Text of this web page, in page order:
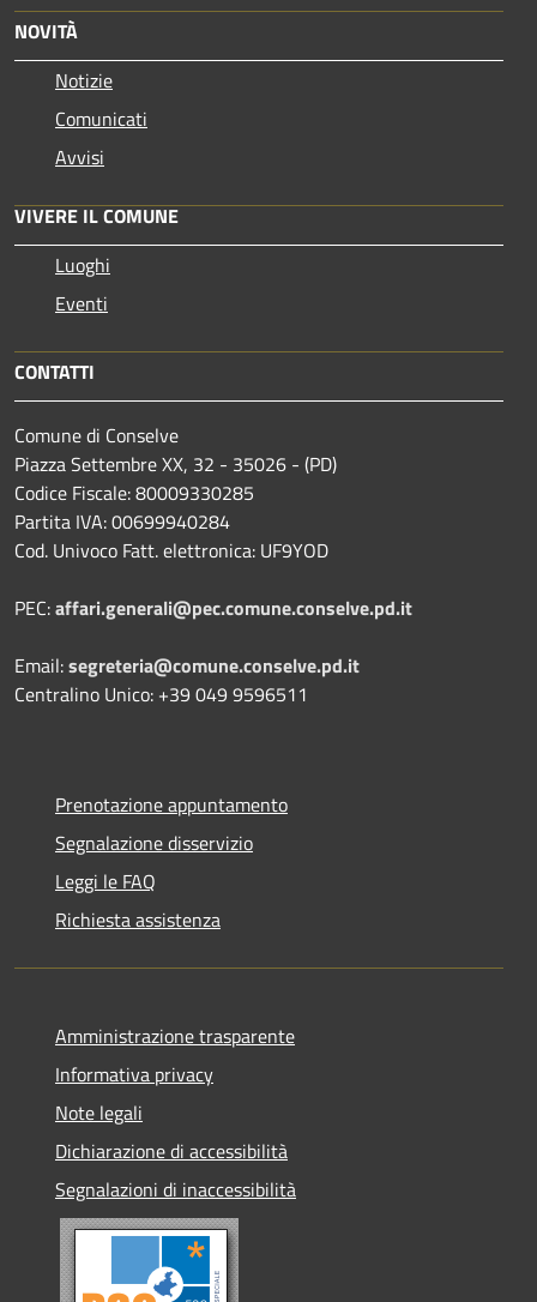
NOVITÀ
Notizie
Comunicati
Avvisi
VIVERE IL COMUNE
Luoghi
Eventi
CONTATTI
Comune di Conselve
Piazza Settembre XX, 32 - 35026 - (PD)
Codice Fiscale: 80009330285
Partita IVA: 00699940284
Cod. Univoco Fatt. elettronica: UF9YOD
PEC:affari.generali@pec.comune.conselve.pd.it
Email:segreteria@comune.conselve.pd.it
Centralino Unico: +39 049 9596511
Prenotazione appuntamento
Segnalazione disservizio
Leggi le FAQ
Richiesta assistenza
Amministrazione trasparente
Informativa privacy
Note legali
Dichiarazione di accessibilità
Segnalazioni di inaccessibilità